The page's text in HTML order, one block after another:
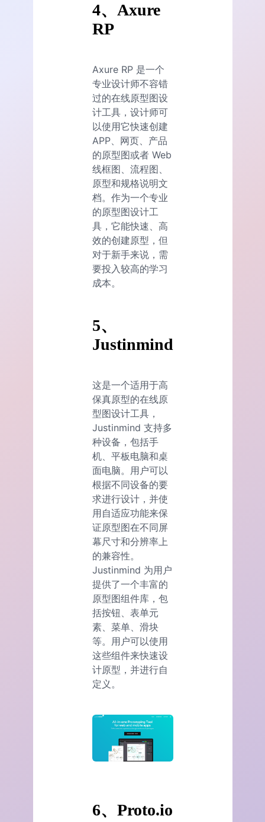
4、Axure
RP
Axure RP 是一个
专业设计师不容错
过的在线原型图设
计工具，设计师可
以使用它快速创建
APP、网页、产品
的原型图或者 Web
线框图、流程图、
原型和规格说明文
档。作为一个专业
的原型图设计工
具，它能快速、高
效的创建原型，但
对于新手来说，需
要投入较高的学习
成本。
5、
Justinmind
这是一个适用于高
保真原型的在线原
型图设计工具，
Justinmind 支持多
种设备，包括手
机、平板电脑和桌
面电脑。用户可以
根据不同设备的要
求进行设计，并使
用自适应功能来保
证原型图在不同屏
幕尺寸和分辨率上
的兼容性。
Justinmind 为用户
提供了一个丰富的
原型图组件库，包
括按钮、表单元
素、菜单、滑块
等。用户可以使用
这些组件来快速设
计原型，并进行自
定义。
6、Proto.io